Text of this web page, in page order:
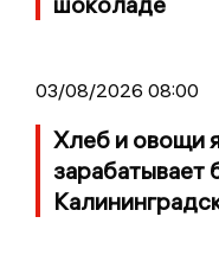
03/08/2026 08:00
Хлеб и овощи
зарабатывает